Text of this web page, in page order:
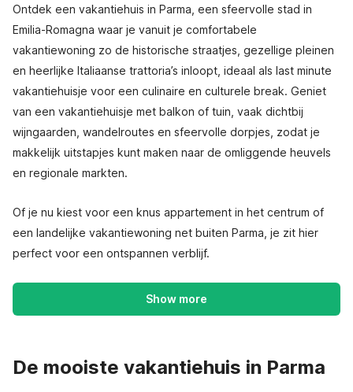
Ontdek een vakantiehuis in Parma, een sfeervolle stad in
Emilia-Romagna waar je vanuit je comfortabele
vakantiewoning zo de historische straatjes, gezellige pleinen
en heerlijke Italiaanse trattoria’s inloopt, ideaal als last minute
vakantiehuisje voor een culinaire en culturele break. Geniet
van een vakantiehuisje met balkon of tuin, vaak dichtbij
wijngaarden, wandelroutes en sfeervolle dorpjes, zodat je
makkelijk uitstapjes kunt maken naar de omliggende heuvels
en regionale markten.
Of je nu kiest voor een knus appartement in het centrum of
een landelijke vakantiewoning net buiten Parma, je zit hier
perfect voor een ontspannen verblijf.
Show more
De mooiste vakantiehuis in Parma